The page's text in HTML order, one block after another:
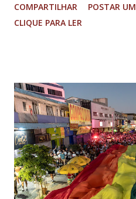
(PGR): o deputado federal
Agência Brasileira de
Segurança Institucional (GSI); o
ex-ajudante de ordens de
presidente da República Jair
Sérgio Nogueira, ex-ministro da
reserva Walter Braga Netto, ex-
Defesa. A acusação envolveu os
abolição violenta do Estado
COMPARTILHAR
POSTAR
CLIQUE PARA LER